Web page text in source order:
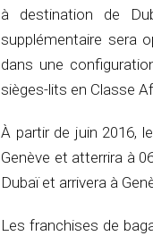
à destination de
supplémentaire sera
dans une
sièges-lits en Classe
À partir de juin 2016,
Genève et atterrira à
Dubaï et arrivera à
Les franchises de